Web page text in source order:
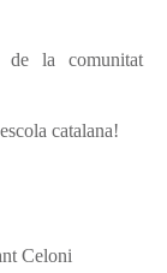
de la comunitat
catalana!
Celoni